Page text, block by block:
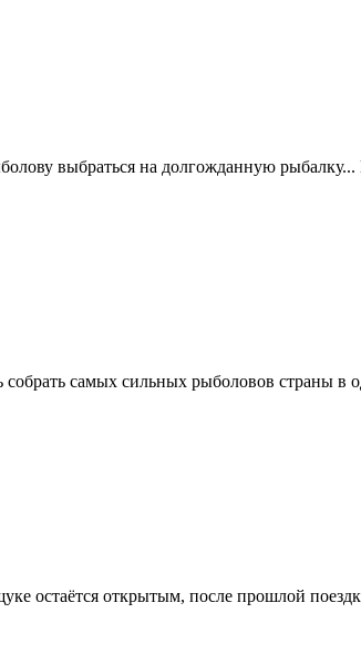
выбраться на долгожданную рыбалку...
самых сильных рыболовов страны в
остаётся открытым, после прошлой